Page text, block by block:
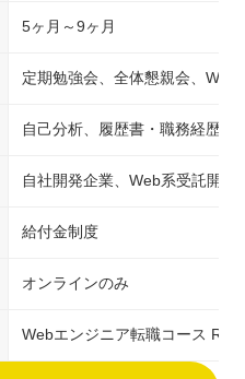
5ヶ月～9ヶ月
定期勉強会、全体懇親会、Web
自己分析、履歴書・職務経歴書
自社開発企業、Web系受託開
給付金制度
オンラインのみ
Webエンジニア転職コース